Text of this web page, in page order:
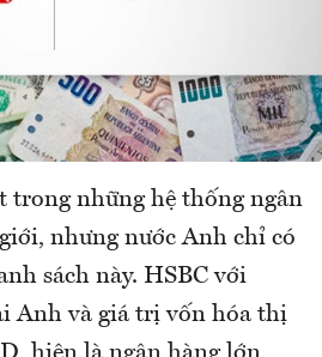
trong những hệ thống ngân
nhưng nước Anh chỉ có
sách này. HSBC với
Anh và giá trị vốn hóa thị